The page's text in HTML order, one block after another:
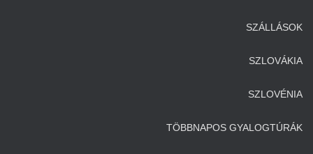
SZÁLLÁSOK
SZLOVÁKIA
SZLOVÉNIA
TÖBBNAPOS GYALOGTÚRÁK